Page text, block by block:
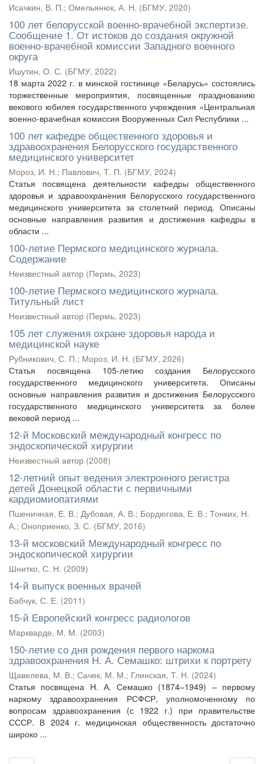
Исачкин, В. П.; Омельянюк, А. Н. (БГМУ, 2020)
100 лет белорусской военно-врачебной экспертизе.
Сообщение 1. От истоков до создания окружной
военно-врачебной комиссии Западного военного
округа
Ишутин, О. С. (БГМУ, 2022)
18 марта 2022 г. в минской гостинице «Беларусь» состоялись
торжественные мероприятия, посвященные празднованию
векового юбилея государственного учреждения «Центральная
военно-врачебная комиссия Вооруженных Сил Республики ...
100 лет кафедре общественного здоровья и
здравоохранения Белорусского государственного
медицинского университет
Мороз, И. Н.; Павлович, Т. П. (БГМУ, 2024)
Статья посвящена деятельности кафедры общественного
здоровья и здравоохранения Белорусского государственного
медицинского университета за столетний период. Описаны
основные направления развития и достижения кафедры в
области ...
100-летие Пермского медицинского журнала.
Содержание
Неизвестный автор (Пермь, 2023)
100-летие Пермского медицинского журнала.
Титульный лист
Неизвестный автор (Пермь, 2023)
105 лет служения охране здоровья народа и
медицинской науке
Рубникович, С. П.; Мороз, И. Н. (БГМУ, 2026)
Статья посвящена 105-летию создания Белорусского
государственного медицинского университета. Описаны
основные направления развития и достижения Белорусского
государственного медицинского университета за более
вековой период ...
12-й Московский международный конгресс по
эндоскопической хирургии
Неизвестный автор (2008)
12-летний опыт ведения электронного регистра
детей Донецкой области с первичными
кардиомиопатиями
Пшеничная, Е. В.; Дубовая, А. В.; Бордюгова, Е. В.; Тонких, Н.
А.; Оноприенко, З. С. (БГМУ, 2016)
13-й московский Международный конгресс по
эндоскопической хирургии
Шнитко, С. Н. (2009)
14-й выпуск военных врачей
Бабчук, С. Е. (2011)
15-й Европейский конгресс радиологов
Маркварде, М. М. (2003)
150-летие со дня рождения первого наркома
здравоохранения Н. А. Семашко: штрихи к портрету
Щавелева, М. В.; Сачек, М. М.; Глинская, Т. Н. (2024)
Статья посвящена Н. А. Семашко (1874–1949) – первому
наркому здравоохранения РСФСР, уполномоченному по
вопросам здравоохранения (с 1922 г.) при правительстве
СССР. В 2024 г. медицинская общественность достаточно
широко ...